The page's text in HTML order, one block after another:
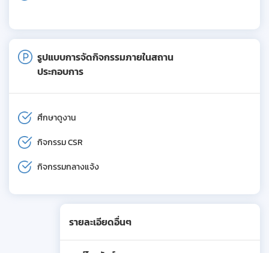
รูปแบบการจัดกิจกรรมภายในสถาน
ประกอบการ
ศึกษาดูงาน
กิจกรรม CSR
กิจกรรมกลางแจ้ง
รายละเอียดอื่นๆ